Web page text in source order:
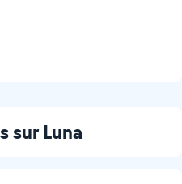
sur Luna